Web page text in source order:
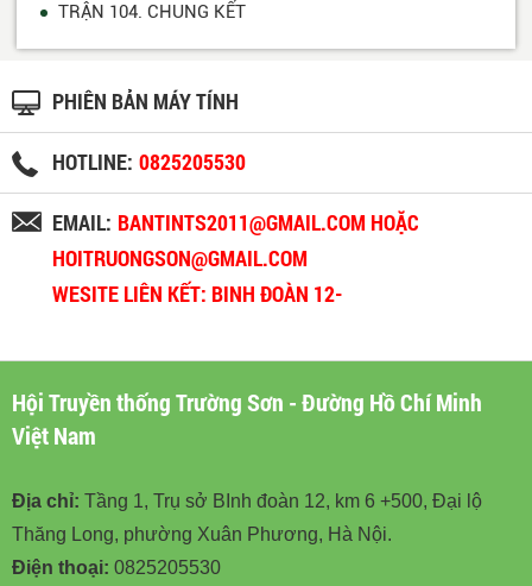
TRẬN 104. CHUNG KẾT
PHIÊN BẢN MÁY TÍNH
HOTLINE: 0825205530
EMAIL: BANTINTS2011@GMAIL.COM HOẶC
HOITRUONGSON@GMAIL.COM
WESITE LIÊN KẾT: BINH ĐOÀN 12-
Hội Truyền thống Trường Sơn - Đường Hồ Chí Minh
Việt Nam
Địa chỉ: Tầng 1, Trụ sở BInh đoàn 12, km 6 +500, Đại lộ
Thăng Long, phường Xuân Phương, Hà Nội.
Điện thoại: 0825205530